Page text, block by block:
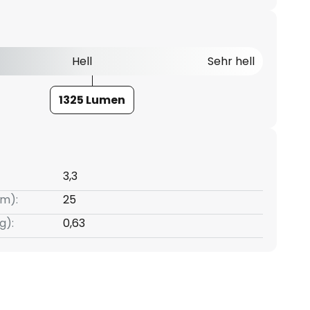
Hell Sehr hell
1325 Lumen
3,3
25
0,63